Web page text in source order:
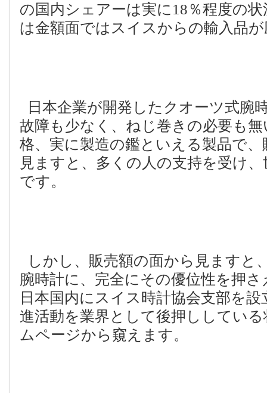
の国内シェアーは実に 18 ％程度の
は金額面ではスイスからの輸入品
日本企業が開発したクオーツ式腕
故障も少なく、ねじ巻きの必要も
格、実に製造の鑑といえる製品で
見ますと、多くの人の支持を受け
です。
しかし、販売額の面から見ますと
腕時計に、完全にその優位性を押
日本国内にスイス時計協会支部を
進活動を業界として後押ししてい
ムページから窺えます。